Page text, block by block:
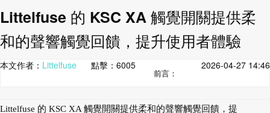
Littelfuse 的 KSC XA 觸覺開關提供柔
和的聲響觸覺回饋，提升使用者體驗
本文作者： Littelfuse 點擊： 6005 2026-04-27 14:46
前言：
Littelfuse 的 KSC XA 觸覺開關提供柔和的聲響觸覺回饋，提